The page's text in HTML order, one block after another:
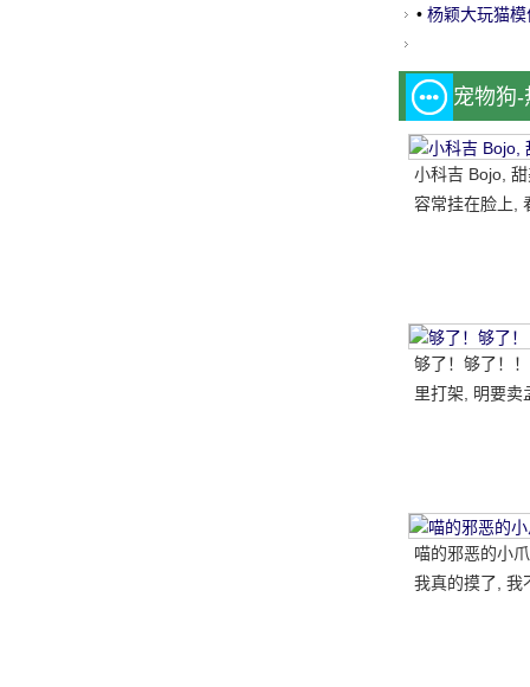
• 杨颖大玩猫
宠物狗
小科吉 Bojo,
容常挂在脸上,
够了！够了！
里打架, 明要卖
喵的邪恶的小
我真的摸了, 我